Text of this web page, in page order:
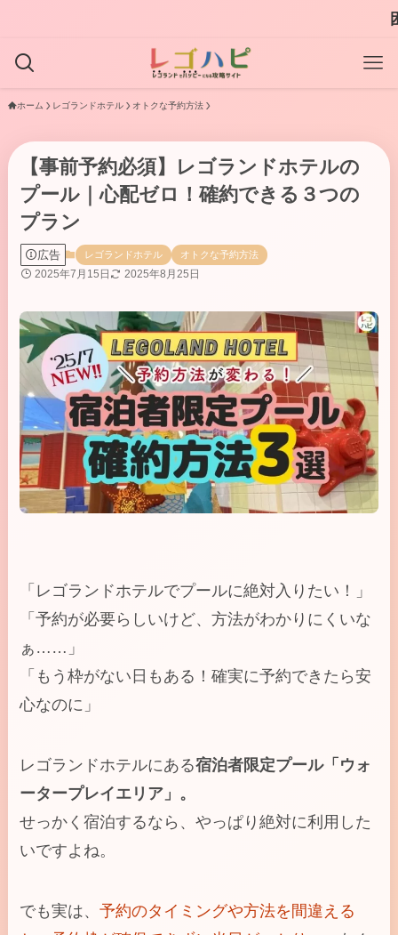
困ったときは
ホーム レゴランドホテル オトクな予約方法
【事前予約必須】レゴランドホテルの
プール｜心配ゼロ！確約できる３つの
プラン
広告 レゴランドホテル オトクな予約方法
2025年7月15日 2025年8月25日
「レゴランドホテルでプールに絶対入りたい！」
「予約が必要らしいけど、方法がわかりにくいな
ぁ……」
「もう枠がない日もある！確実に予約できたら安
心なのに」
レゴランドホテルにある宿泊者限定プール「ウォ
ータープレイエリア」。
せっかく宿泊するなら、やっぱり絶対に利用した
いですよね。
でも実は、予約のタイミングや方法を間違える